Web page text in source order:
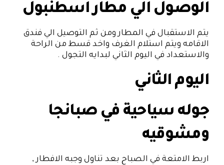
الوصول الي مطار اسطنبول
يتم الاستقبال في المطار ومن ثم التوصيل الي فندق
الاقامه ويتم استلام الغرف واخد قسط من الراحة
والاستعداد في اليوم الثاني لبدايه التجول .
اليوم الثاني
جوله سياحية في صبانجا
ومشوقيه
اربط الامتعة في الصباح بعد تناول وجبه الافطار ,